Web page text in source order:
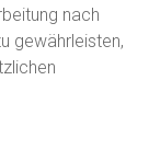
nach
gewährleisten,